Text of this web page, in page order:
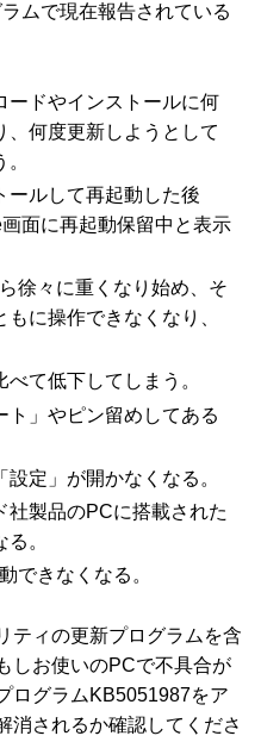
ムで現在報告されている
ードやインストールに何
、何度更新しようとして
ールして再起動した後
面に再起動保留中と表示
徐々に重くなり始め、そ
に操作できなくなり、
て低下してしまう。
ト」やピン留めしてある
設定」が開かなくなる。
社製品のPCに搭載された
。
できなくなる。
ティの更新プログラムを含
しお使いのPCで不具合が
ログラムKB5051987をア
消されるか確認してくださ